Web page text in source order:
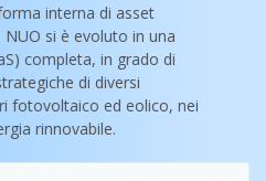
interna di asset
si è evoluto in una
completa, in grado di
di diversi
fotovoltaico ed eolico, nei
rinnovabile.